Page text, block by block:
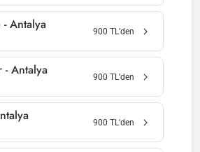
-Antalya 900 TL’den
-Antalya 900 TL’den
900 TL’den